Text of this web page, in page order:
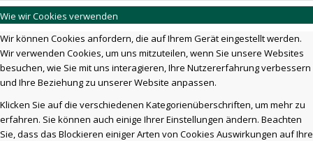
Wie wir Cookies verwenden
Wir können Cookies anfordern, die auf Ihrem Gerät eingestellt werden.
Wir verwenden Cookies, um uns mitzuteilen, wenn Sie unsere Websites
besuchen, wie Sie mit uns interagieren, Ihre Nutzererfahrung verbessern
und Ihre Beziehung zu unserer Website anpassen.
Klicken Sie auf die verschiedenen Kategorienüberschriften, um mehr zu
erfahren. Sie können auch einige Ihrer Einstellungen ändern. Beachten
Sie, dass das Blockieren einiger Arten von Cookies Auswirkungen auf Ihre